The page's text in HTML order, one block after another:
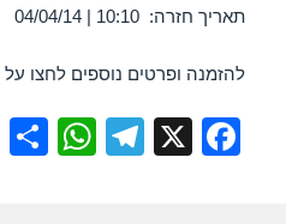
תאריך חזרה: 10:10 | 04/04/14
להזמנה ופרטים נוספים לחצו על
F
X
T
W